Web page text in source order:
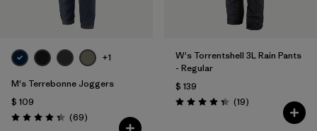
+1
M's Terrebonne Joggers
$ 109
Valoración: 4.3 / 5
(69Comentarios
)
W's Torrentshell 3L Rain Pants
- Regular
$ 139
Valoración: 4.4 / 5
(19Comentarios
)